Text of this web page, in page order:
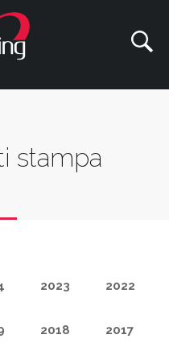
stampa
2023 2022
2018 2017